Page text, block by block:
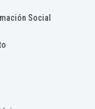
Social